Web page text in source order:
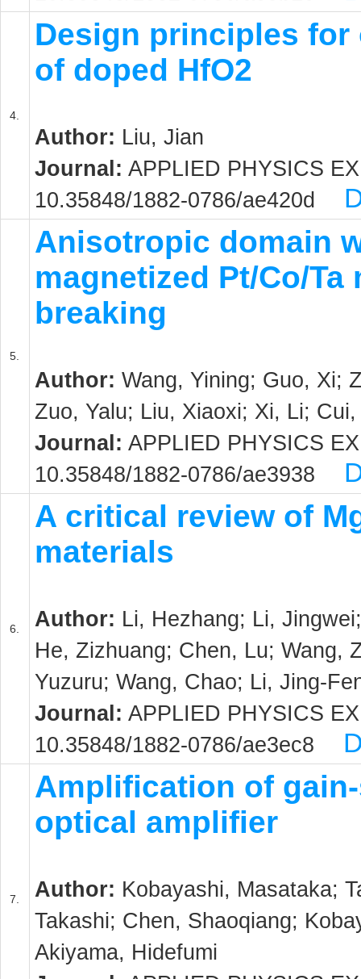
4.
Design principles
of doped HfO2
Author: Liu, Jian
Journal: APPLIED PHYSICS
10.35848/1882-0786/ae420d
5.
Anisotropic domain
magnetized Pt/Co/
breaking
Author: Wang, Yining; Guo, Xi;
Zuo, Yalu; Liu, Xiaoxi; Xi, Li;
Journal: APPLIED PHYSICS
10.35848/1882-0786/ae3938
6.
A critical review of
materials
Author: Li, Hezhang; Li,
He, Zizhuang; Chen, Lu; Wang,
Yuzuru; Wang, Chao; Li, Jing-
Journal: APPLIED PHYSICS
10.35848/1882-0786/ae3ec8
7.
Amplification of
optical amplifier
Author: Kobayashi, Masataka;
Takashi; Chen, Shaoqiang;
Akiyama, Hidefumi